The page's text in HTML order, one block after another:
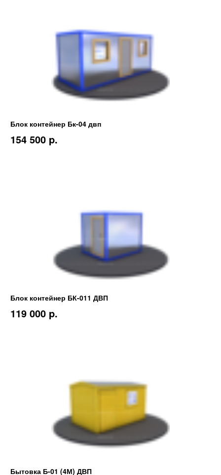
Блок контейнер Бк-04 двп
154 500 p.
Блок контейнер БК-011 ДВП
119 000 p.
Бытовка Б-01 (4М) ДВП